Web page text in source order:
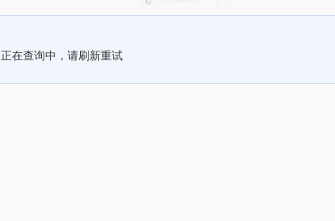
正在查询中，请刷新重试